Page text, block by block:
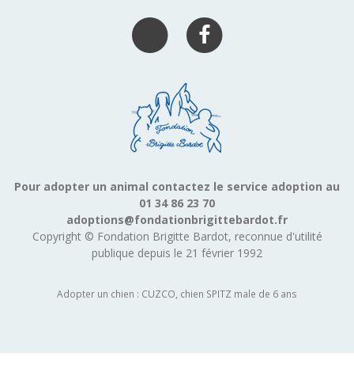
Pour adopter un animal contactez le service adoption au
01 34 86 23 70
adoptions@fondationbrigittebardot.fr
Copyright © Fondation Brigitte Bardot, reconnue d'utilité
publique depuis le 21 février 1992
Adopter un chien : CUZCO, chien SPITZ male de 6 ans